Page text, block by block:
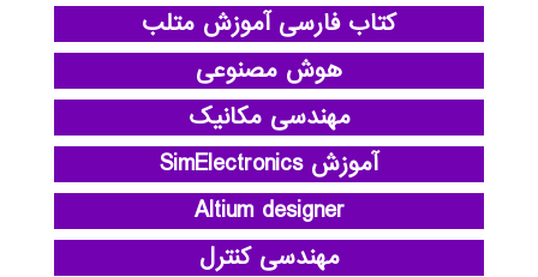
کتاب فارسی آموزش متلب
هوش مصنوعی
مهندسی مکانیک
آموزش SimElectronics
Altium designer
مهندسی کنترل